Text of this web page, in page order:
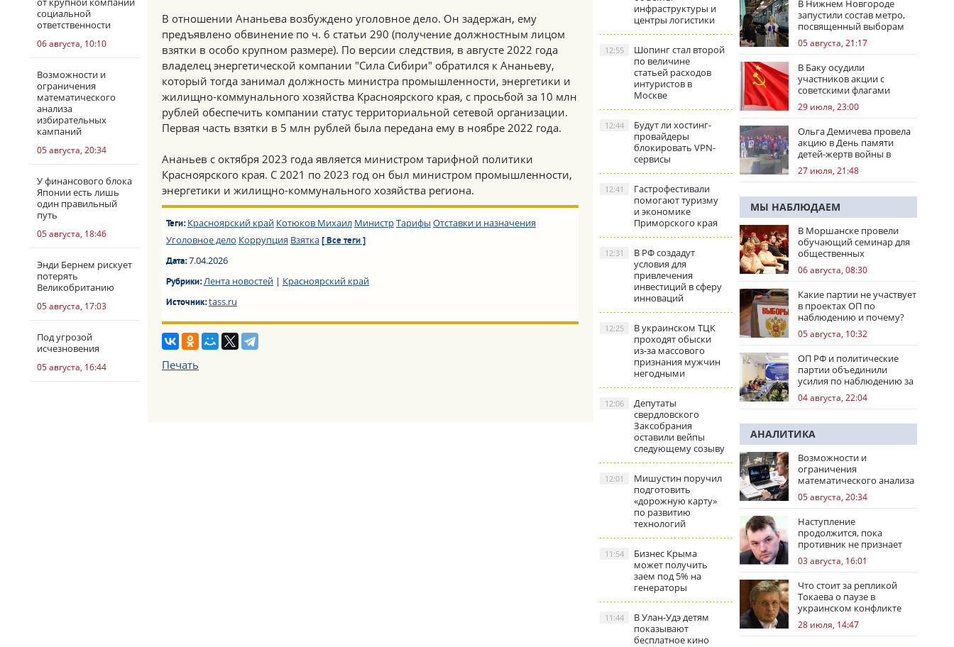
социальной
ответственности
06 августа, 10:10
Возможности и
ограничения
математического
анализа
избирательных
кампаний
05 августа, 20:34
У финансового блока
Японии есть лишь
один правильный
путь
05 августа, 18:46
Энди Бернем рискует
потерять
Великобританию
05 августа, 17:03
Под угрозой
исчезновения
05 августа, 16:44
В отношении Ананьева возбуждено уголовное дело. Он задержан, ему
предъявлено обвинение по ч. 6 статьи 290 (получение должностным лицом
взятки в особо крупном размере). По версии следствия, в августе 2022 года
владелец энергетической компании "Сила Сибири" обратился к Ананьеву,
который тогда занимал должность министра промышленности, энергетики и
жилищно-коммунального хозяйства Красноярского края, с просьбой за 10 млн
рублей обеспечить компании статус территориальной сетевой организации.
Первая часть взятки в 5 млн рублей была передана ему в ноябре 2022 года.
Ананьев с октября 2023 года является министром тарифной политики
Красноярского края. С 2021 по 2023 год он был министром промышленности,
энергетики и жилищно-коммунального хозяйства региона.
Теги: Красноярский край Котюков Михаил МинистрТарифы Отставки и назначения
Уголовное дело Коррупция Взятка [ Все теги ]
Дата:7.04.2026
Рубрики:Лента новостей| Красноярский край
Источник:tass.ru
Печать
инфраструктуры и
центры логистики
Шопинг стал второй
по величине
статьей расходов
интуристов в
Москве
12:55
Будут ли хостинг-
провайдеры
блокировать VPN-
сервисы
12:44
Гастрофестивали
помогают туризму
и экономике
Приморского края
12:41
В РФ создадут
условия для
привлечения
инвестиций в сферу
инноваций
12:31
В украинском ТЦК
проходят обыски
из-за массового
признания мужчин
негодными
12:25
Депутаты
свердловского
Заксобрания
оставили вейпы
следующему созыву
12:06
Мишустин поручил
подготовить
«дорожную карту»
по развитию
технологий
12:01
Бизнес Крыма
может получить
заем под 5% на
генераторы
11:54
В Улан-Удэ детям
показывают
бесплатное кино
11:44
В Нижнем Новгороде
запустили состав метро,
посвященный выборам
05 августа, 21:17
В Баку осудили
участников акции с
советскими флагами
29 июля, 23:00
Ольга Демичева провела
акцию в День памяти
детей-жертв войны в
Донбассе
27 июля, 21:48
МЫ НАБЛЮДАЕМ
В Моршанске провели
обучающий семинар для
общественных
наблюдателей
06 августа, 08:30
Какие партии не участвует
в проектах ОП по
наблюдению и почему?
05 августа, 10:32
ОП РФ и политические
партии объединили
усилия по наблюдению за
выборами
04 августа, 22:04
АНАЛИТИКА
Возможности и
ограничения
математического анализа
избирательных кампаний
05 августа, 20:34
Наступление
продолжится, пока
противник не признает
стратегическое
поражение
03 августа, 16:01
Что стоит за репликой
Токаева о паузе в
украинском конфликте
28 июля, 14:47